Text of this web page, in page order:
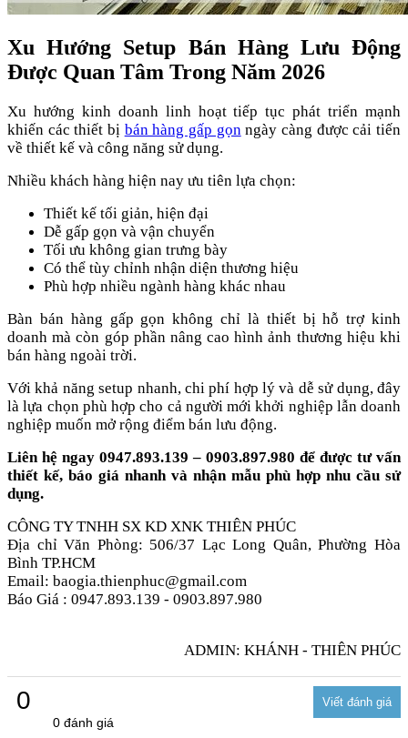
Xu Hướng Setup Bán Hàng Lưu Động
Được Quan Tâm Trong Năm 2026
Xu hướng kinh doanh linh hoạt tiếp tục phát triển mạnh
khiến các thiết bị bán hàng gấp gọnngày càng được cải tiến
về thiết kế và công năng sử dụng.
Nhiều khách hàng hiện nay ưu tiên lựa chọn:
Thiết kế tối giản, hiện đại
Dễ gấp gọn và vận chuyển
Tối ưu không gian trưng bày
Có thể tùy chỉnh nhận diện thương hiệu
Phù hợp nhiều ngành hàng khác nhau
Bàn bán hàng gấp gọn không chỉ là thiết bị hỗ trợ kinh
doanh mà còn góp phần nâng cao hình ảnh thương hiệu khi
bán hàng ngoài trời.
Với khả năng setup nhanh, chi phí hợp lý và dễ sử dụng, đây
là lựa chọn phù hợp cho cả người mới khởi nghiệp lẫn doanh
nghiệp muốn mở rộng điểm bán lưu động.
Liên hệ ngay 0947.893.139 – 0903.897.980 để được tư vấn
thiết kế, báo giá nhanh và nhận mẫu phù hợp nhu cầu sử
dụng.
CÔNG TY TNHH SX KD XNK THIÊN PHÚC
Địa chỉ Văn Phòng: 506/37 Lạc Long Quân, Phường Hòa
Bình TP.HCM
Email: baogia.thienphuc@gmail.com
Báo Giá : 0947.893.139 - 0903.897.980
ADMIN: KHÁNH - THIÊN PHÚC
0
0 đánh giá